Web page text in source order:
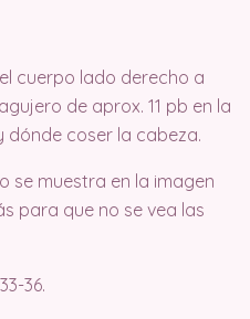
cuerpo lado derecho a
de aprox. 11 pb en la
coser la cabeza.
se muestra en la imagen
para que no se vea las
36.